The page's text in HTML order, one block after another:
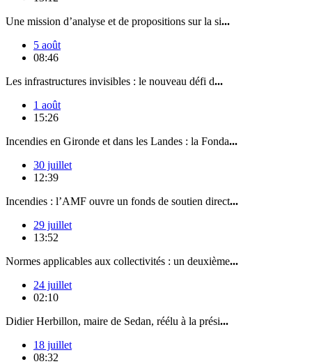
Une mission d’analyse et de propositions sur la si...
5 août
08:46
Les infrastructures invisibles : le nouveau défi d...
1 août
15:26
Incendies en Gironde et dans les Landes : la Fonda...
30 juillet
12:39
Incendies : l’AMF ouvre un fonds de soutien direct...
29 juillet
13:52
Normes applicables aux collectivités : un deuxième...
24 juillet
02:10
Didier Herbillon, maire de Sedan, réélu à la prési...
18 juillet
08:32